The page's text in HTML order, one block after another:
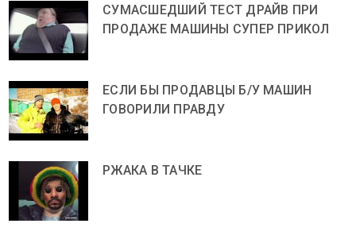
СУМАСШЕДШИЙ ТЕСТ ДРАЙВ ПРИ
ПРОДАЖЕ МАШИНЫ СУПЕР ПРИКОЛ
ЕСЛИ БЫ ПРОДАВЦЫ Б/У МАШИН
ГОВОРИЛИ ПРАВДУ
РЖАКА В ТАЧКЕ